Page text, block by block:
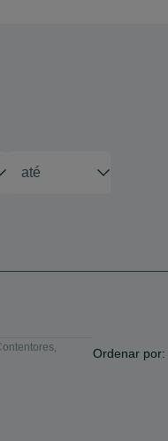
Ordenar por: